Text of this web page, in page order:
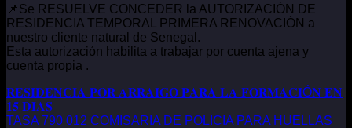
📌Se RESUELVE CONCEDER la AUTORIZACIÓN DE
RESIDENCIA TEMPORAL PRIMERA RENOVACIÓN a
nuestro cliente natural de Senegal.
Esta autorización habilita a trabajar por cuenta ajena y
cuenta propia .
𝐑𝐄𝐒𝐈𝐃𝐄𝐍𝐂𝐈𝐀 𝐏𝐎𝐑 𝐀𝐑𝐑𝐀𝐈𝐆𝐎 𝐏𝐀𝐑𝐀 𝐋𝐀 𝐅𝐎𝐑𝐌𝐀𝐂𝐈Ó𝐍 𝐄𝐍
𝟏𝟓 𝐃𝐈𝐀𝐒
TASA 790 012 COMISARIA DE POLICIA PARA HUELLAS